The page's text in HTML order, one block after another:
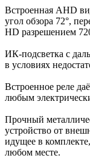
Встроенная AHD
угол обзора 72°,
HD разрешением
ИК-подсветка с
в условиях
Встроенное реле
любым
Прочный
устройство от
идущее в
любом месте.